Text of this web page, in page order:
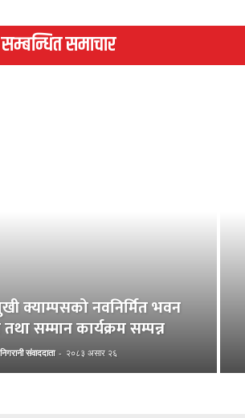
सम्बन्धित समाचार
क्याम्पसको नवनिर्मित भवन
सम्मान कार्यक्रम सम्पन्न
निगरानी संवाददाता - २०८३ असार २६